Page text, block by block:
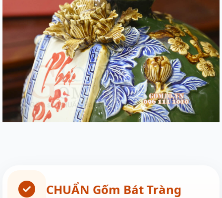
CHUẨN Gốm Bát Tràng